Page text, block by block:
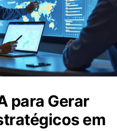
para Gerar
em